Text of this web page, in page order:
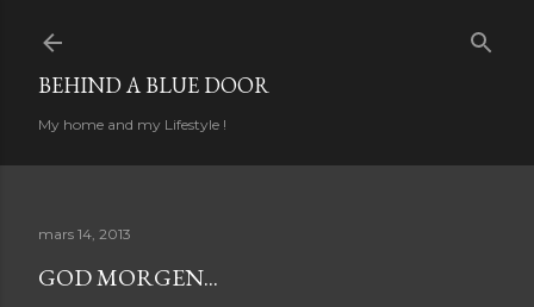
BEHIND A BLUE DOOR
My home and my Lifestyle !
mars 14, 2013
GOD MORGEN...